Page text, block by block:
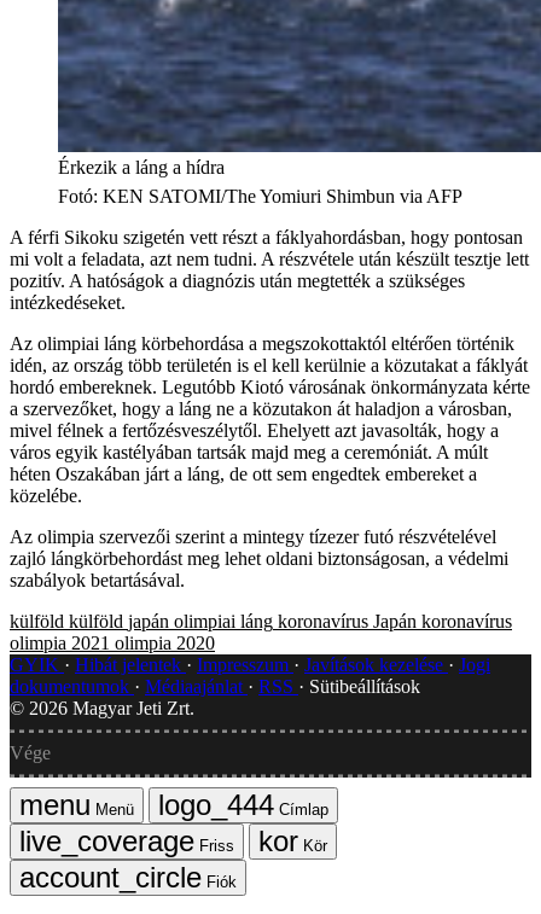
Érkezik a láng a hídra
Fotó: KEN SATOMI/The Yomiuri Shimbun via AFP
A férfi Sikoku szigetén vett részt a fáklyahordásban, hogy pontosan
mi volt a feladata, azt nem tudni. A részvétele után készült tesztje lett
pozitív. A hatóságok a diagnózis után megtették a szükséges
intézkedéseket.
Az olimpiai láng körbehordása a megszokottaktól eltérően történik
idén, az ország több területén is el kell kerülnie a közutakat a fáklyát
hordó embereknek. Legutóbb Kiotó városának önkormányzata kérte
a szervezőket, hogy a láng ne a közutakon át haladjon a városban,
mivel félnek a fertőzésveszélytől. Ehelyett azt javasolták, hogy a
város egyik kastélyában tartsák majd meg a ceremóniát. A múlt
héten Oszakában járt a láng, de ott sem engedtek embereket a
közelébe.
Az olimpia szervezői szerint a mintegy tízezer futó részvételével
zajló lángkörbehordást meg lehet oldani biztonságosan, a védelmi
szabályok betartásával.
külföld külföld japán olimpiai láng koronavírus Japán koronavírus
olimpia 2021 olimpia 2020
GYIK
Hibát jelentek Impresszum Javítások kezelése
Jogi
dokumentumok
Médiaajánlat RSS
Sütibeállítások
© 2026 Magyar Jeti Zrt.
Vége
Menü
Címlap
Friss
Kör
Fiók